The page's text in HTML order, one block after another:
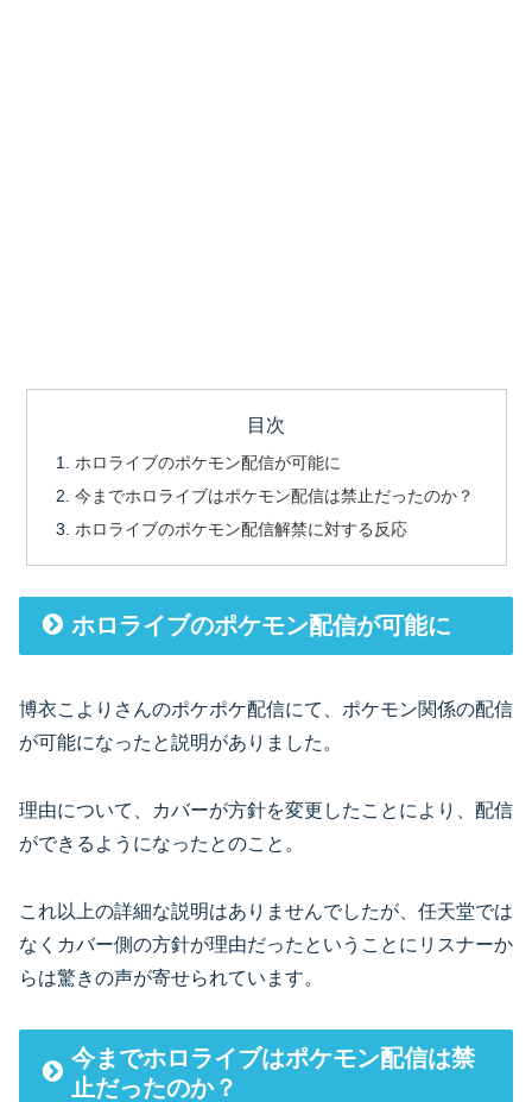
目次
ホロライブのポケモン配信が可能に
今までホロライブはポケモン配信は禁止だったのか？
ホロライブのポケモン配信解禁に対する反応
ホロライブのポケモン配信が可能に
博衣こよりさんのポケポケ配信にて、ポケモン関係の配信
が可能になったと説明がありました。
理由について、カバーが方針を変更したことにより、配信
ができるようになったとのこと。
これ以上の詳細な説明はありませんでしたが、任天堂では
なくカバー側の方針が理由だったということにリスナーか
らは驚きの声が寄せられています。
今までホロライブはポケモン配信は禁
止だったのか？